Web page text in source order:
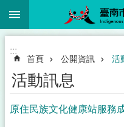
跳到主要內容區塊
:::
首頁 公開資訊 活
活動訊息
原住民族文化健康站服務